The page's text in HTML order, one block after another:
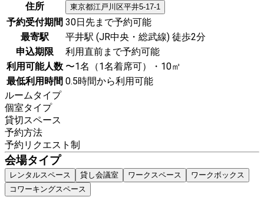
住所 東京都江戸川区平井5‐17-1
予約受付期間 30日先まで予約可能
最寄駅
平井駅 (JR中央・総武線) 徒歩2分
申込期限
利用直前まで予約可能
利用可能人数 〜1名（1名着席可）・10㎡
最低利用時間 0.5時間から利用可能
ルームタイプ
個室タイプ
貸切スペース
予約方法
予約リクエスト制
会場タイプ
レンタルスペース 貸し会議室 ワークスペース
ワークボックス
コワーキングスペース